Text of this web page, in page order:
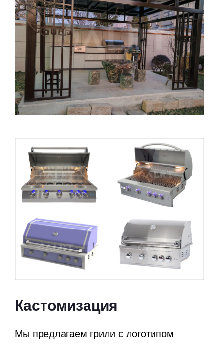
Кастомизация
Мы предлагаем грили с логотипом